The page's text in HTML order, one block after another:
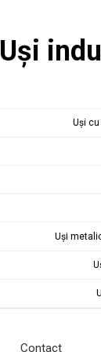
Uși
Uși
Uși
Contact